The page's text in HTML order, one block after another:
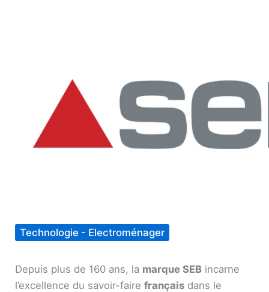
Technologie - Electroménager
Depuis plus de 160 ans, la marque SEB incarne
l’excellence du savoir-faire français dans le